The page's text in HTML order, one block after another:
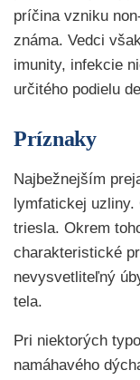
príčina vzniku
známa. Vedci
imunity, infekcie
určitého podielu
Príznaky
Najbežnejším
lymfatickej
triesla. Okrem
charakteristické
nevysvetliteľný
tela.
Pri niektorých
namáhavého